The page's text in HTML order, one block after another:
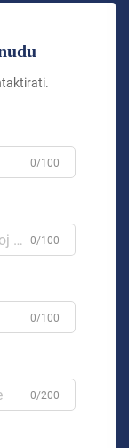
0/100
0/100
0/100
0/200